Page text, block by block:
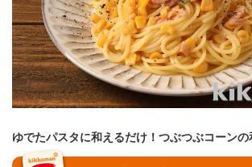
ゆでたパスタに和えるだけ！つぶつぶコーンの